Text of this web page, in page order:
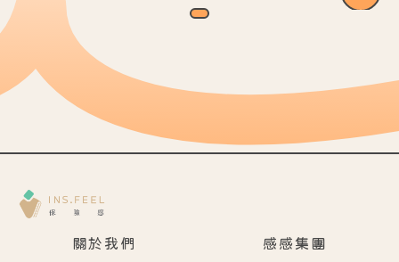
Item
2
關於我們 感感集團